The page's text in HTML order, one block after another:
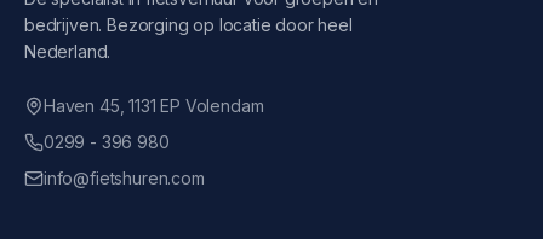
bedrijven. Bezorging op locatie door heel
Nederland.
Haven 45, 1131 EP Volendam
0299 - 396 980
info@fietshuren.com